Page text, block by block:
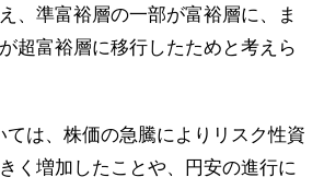
、準富裕層の一部が富裕層に、ま
超富裕層に移行したためと考えら
は、株価の急騰によりリスク性資
く増加したことや、円安の進行に